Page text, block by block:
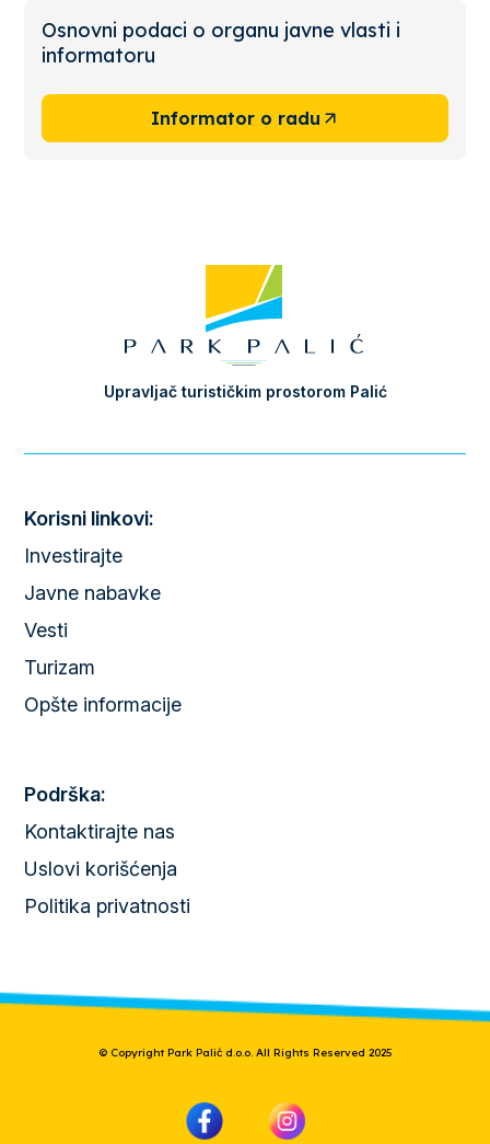
Osnovni podaci o organu javne vlasti i
informatoru
Informator o radu
Upravljač turističkim prostorom Palić
Korisni linkovi:
Investirajte
Javne nabavke
Vesti
Turizam
Opšte informacije
Podrška:
Kontaktirajte nas
Uslovi korišćenja
Politika privatnosti
© Copyright Park Palić d.o.o. All Rights Reserved 2025